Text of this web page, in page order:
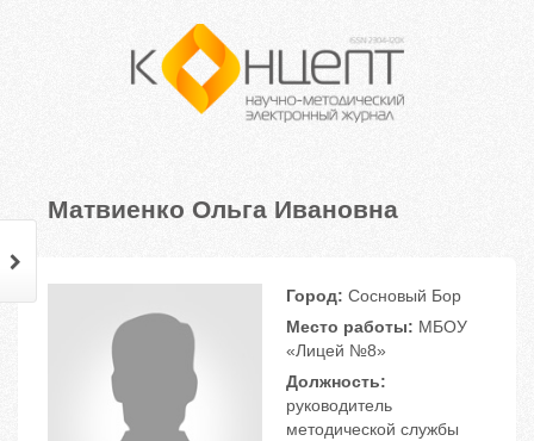
Матвиенко Ольга Ивановна
Город: Сосновый Бор
Место работы: МБОУ
«Лицей №8»
Должность:
руководитель
методической службы